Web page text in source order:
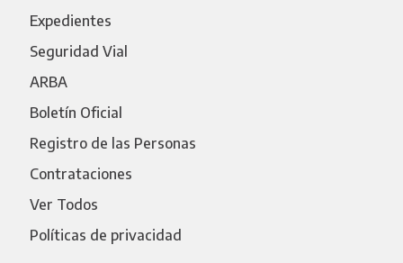
Expedientes
Seguridad Vial
ARBA
Boletín Oficial
Registro de las Personas
Contrataciones
Ver Todos
Políticas de privacidad